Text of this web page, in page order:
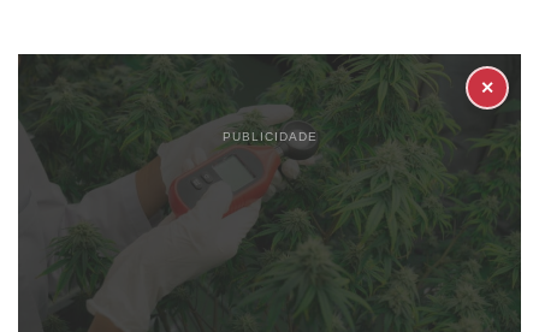
PUBLICIDADE
✕